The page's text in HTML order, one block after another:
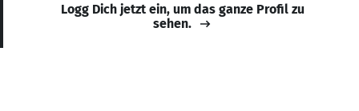
Logg Dich jetzt ein, um das ganze Profil zu
sehen.